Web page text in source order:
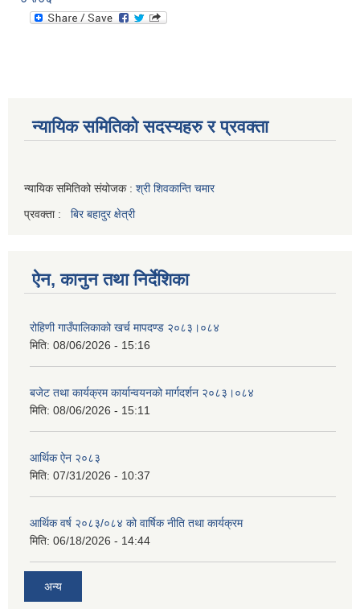
न्यायिक समितिको सदस्यहरु र प्रवक्ता
न्यायिक समितिको संयोजक : श्री शिवकान्ति चमार
प्रवक्ता : बिर बहादुर क्षेत्री
ऐन, कानुन तथा निर्देशिका
रोहिणी गाउँपालिकाको खर्च मापदण्ड २०८३।०८४
मिति: 08/06/2026 - 15:16
बजेट तथा कार्यक्रम कार्यान्वयनको मार्गदर्शन २०८३।०८४
मिति: 08/06/2026 - 15:11
आर्थिक ऐन २०८३
मिति: 07/31/2026 - 10:37
आर्थिक वर्ष २०८३/०८४ को वार्षिक नीति तथा कार्यक्रम
मिति: 06/18/2026 - 14:44
अन्य